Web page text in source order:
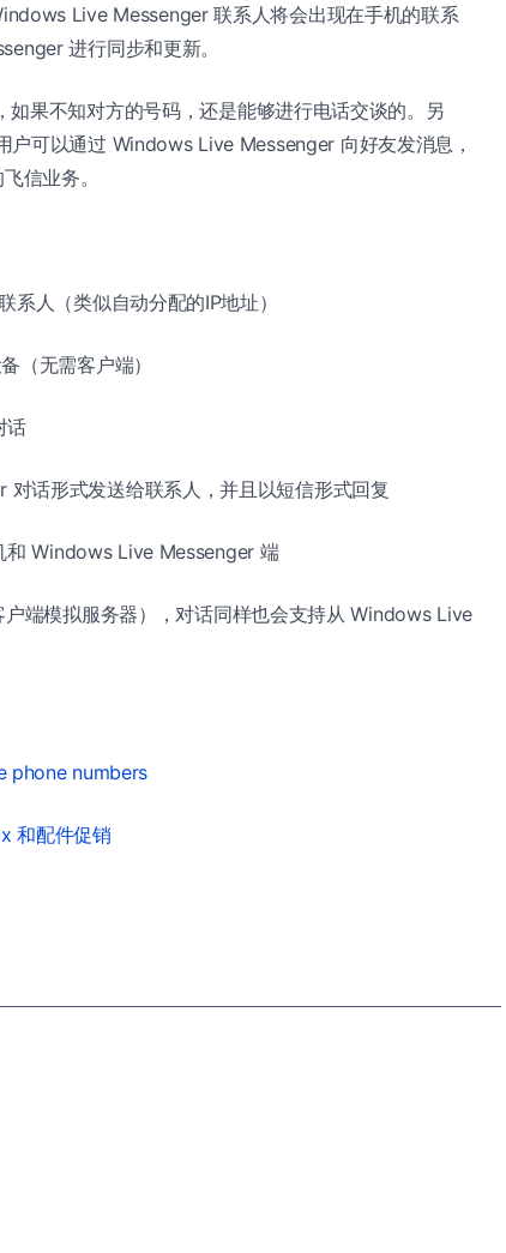
Live Messenger 联系人将会出现在手机的联系
进行同步和更新。
果不知对方的号码，还是能够进行电话交谈的。另
可以通过 Windows Live Messenger 向好友发消息，
信业务。
人（类似自动分配的IP地址）
（无需客户端）
话
话形式发送给联系人，并且以短信形式回复
和 Windows Live Messenger 端
端模拟服务器），对话同样也会支持从 Windows Live
phone numbers
和配件促销